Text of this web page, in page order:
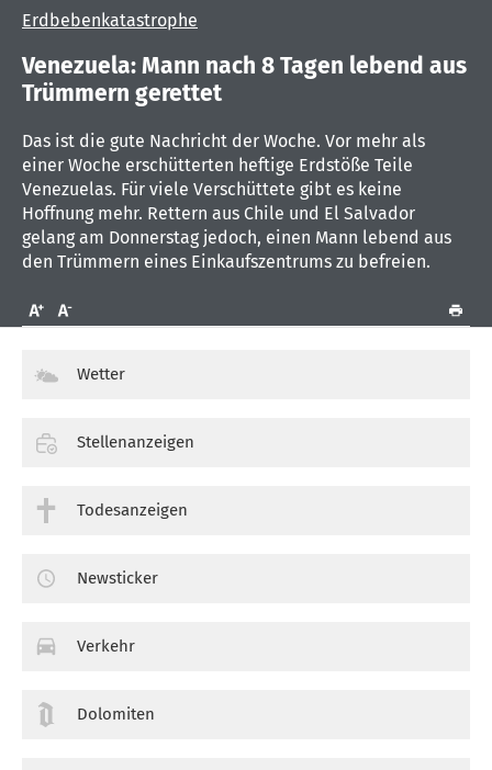
minute,
seconds
Erdbebenkatastrophe
Venezuela: Mann nach 8 Tagen lebend aus
Trümmern gerettet
Das ist die gute Nachricht der Woche. Vor mehr als
einer Woche erschütterten heftige Erdstöße Teile
Venezuelas. Für viele Verschüttete gibt es keine
Hoffnung mehr. Rettern aus Chile und El Salvador
gelang am Donnerstag jedoch, einen Mann lebend aus
den Trümmern eines Einkaufszentrums zu befreien.
Wetter
Stellenanzeigen
Todesanzeigen
Newsticker
Verkehr
Dolomiten